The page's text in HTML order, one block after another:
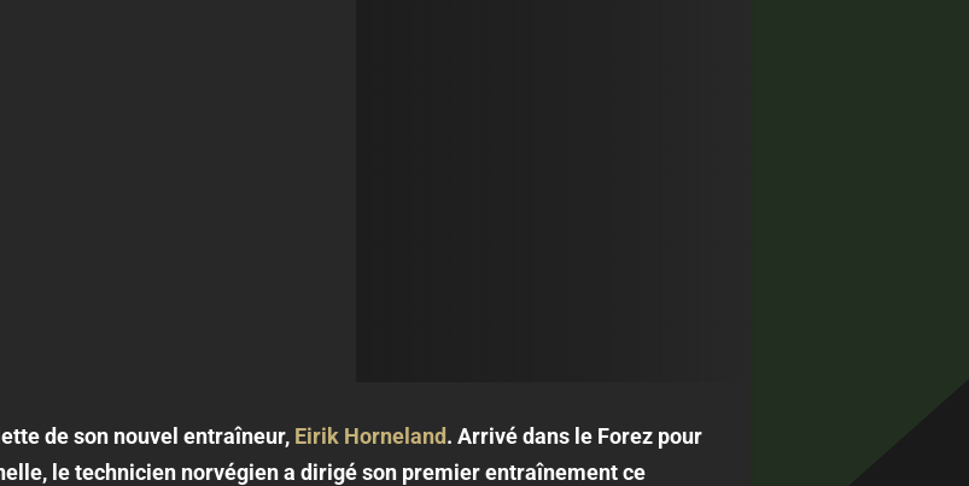
de son nouvel entraîneur, Eirik Horneland. Arrivé dans le Forez pour
le technicien norvégien a dirigé son premier entraînement ce